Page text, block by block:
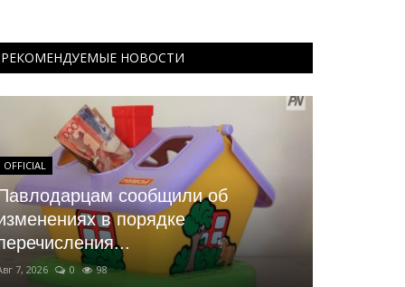
РЕКОМЕНДУЕМЫЕ НОВОСТИ
OFFICIAL
сообщили об
в порядке
7, 2026 0 98